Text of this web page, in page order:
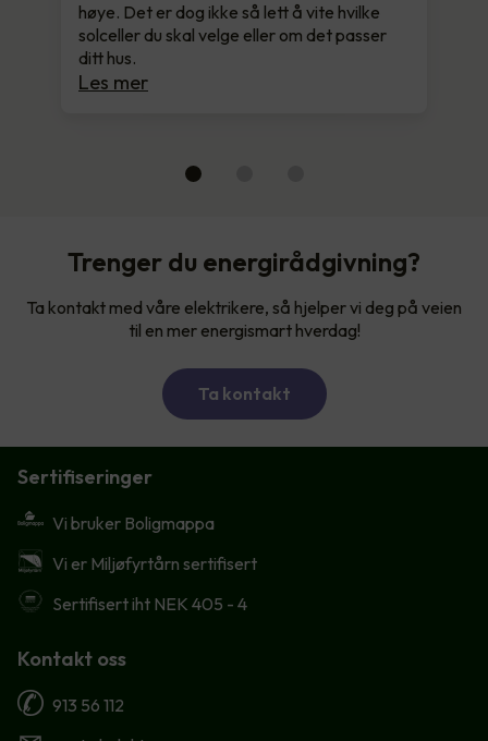
høye. Det er dog ikke så lett å vite hvilke
solceller du skal velge eller om det passer
ditt hus.
Les mer
Trenger du energirådgivning?
Ta kontakt med våre elektrikere, så hjelper vi deg på veien
til en mer energismart hverdag!
Ta kontakt
Sertifiseringer
Vi bruker Boligmappa
Vi er Miljøfyrtårn sertifisert
Sertifisert iht NEK 405 - 4
Kontakt oss
913 56 112